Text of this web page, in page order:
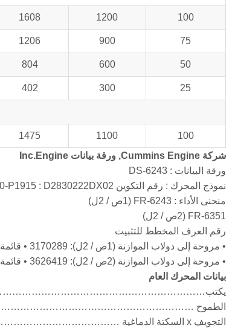
100
1200
1608
75
900
1206
50
600
804
25
300
402
100
1100
1475
شركة Cummins Engine, ورقة بيانات Inc.Engine
ورقة البيانات : DS-6243
نموذج المحرك : رقم التكوين KTA50-P1915 : D2830222DX02 التاريخ : 5MAR04
منحنى الأداء : FR-6243 (1ص / 2ل)
FR-6351 (2ص / 2ل)
رقم العرف المخطط للتثبيت
• مروحة إلى دولاب الموازنة (1ص / 2ل): 3170289 • قائمة قطع الغيار الحرجة للمحرك : 2354
• مروحة إلى دولاب الموازنة (2ص / 2ل): 3626419 • قائمة قطع الغيار الحرجة للمحرك : 2859
بيانات المحرك العام
يكتب………………………………………………………………………………..4-دورة; 60°
الطموح …………………………………………………………….
التجويف x السكتة الدماغية …………………………………………..- في x في (مم × مم) 6.25 x 6.25 (159 x 159)